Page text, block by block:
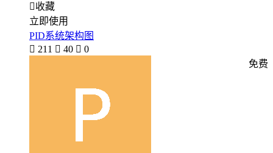
收藏
立即使用
PID系统架构图
 211  40  0
免费